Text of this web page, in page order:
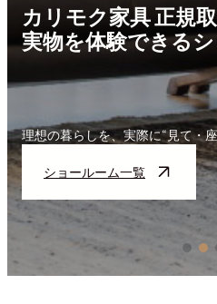
ク家具 正規取扱店
体験できるショール
しを、実際に“見て・座って”選べま
ルーム一覧